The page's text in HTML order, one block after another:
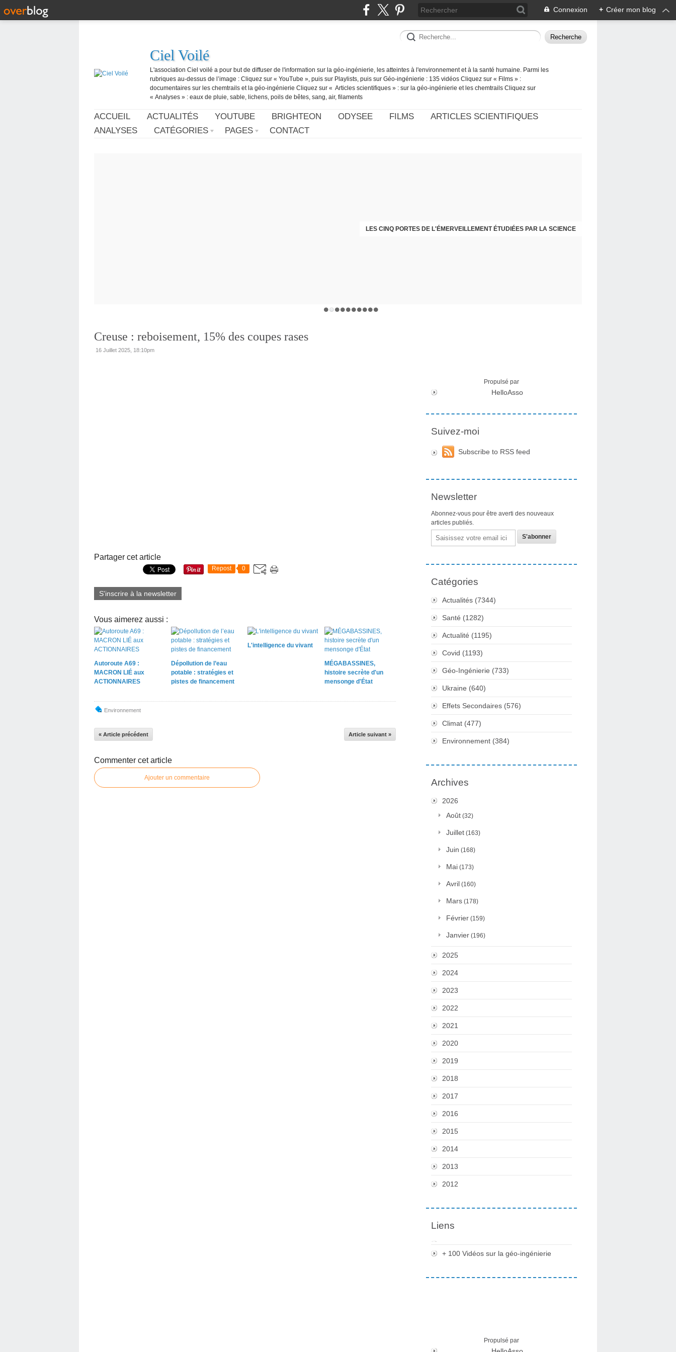
Connexion + Créer mon blog
Ciel Voilé
L'association Ciel voilé a pour but de diffuser de l'information sur la géo-ingénierie, les atteintes à l'environnement et à la santé humaine. Parmi les
rubriques au-dessus de l’image : Cliquez sur « YouTube », puis sur Playlists, puis sur Géo-ingénierie : 135 vidéos Cliquez sur « Films » :
documentaires sur les chemtrails et la géo-ingénierie Cliquez sur « Articles scientifiques » : sur la géo-ingénierie et les chemtrails Cliquez sur
« Analyses » : eaux de pluie, sable, lichens, poils de bêtes, sang, air, filaments
ACCUEIL ACTUALITÉS YOUTUBE BRIGHTEON ODYSEE FILMS
ARTICLES SCIENTIFIQUES
ANALYSES
CATÉGORIES PAGES CONTACT
LES CINQ PORTES DE L'ÉMERVEILLEMENT ÉTUDIÉES PAR LA SCIENCE
CHRISTOPHE PERRET GENTIL : RECEVOIR LE MESSAGE DES PLANTES
Creuse : reboisement, 15% des coupes rases
16 Juillet 2025, 18:10pm
Partager cet article
Repost 0
S'inscrire à la newsletter
Vous aimerez aussi :
Autoroute A69 :
MACRON LIÉ aux
ACTIONNAIRES
Dépollution de l’eau
potable : stratégies et
pistes de financement
L'intelligence du vivant
MÉGABASSINES,
histoire secrète d'un
mensonge d'État
Environnement
« Article précédent Article suivant »
Commenter cet article
Ajouter un commentaire
Propulsé par
HelloAsso
Suivez-moi
Subscribe to RSS feed
Newsletter
Abonnez-vous pour être averti des nouveaux
articles publiés.
Email
Catégories
Actualités (7344)
Santé (1282)
Actualité (1195)
Covid (1193)
Géo-Ingénierie (733)
Ukraine (640)
Effets Secondaires (576)
Climat (477)
Environnement (384)
Archives
2026
Août (32)
Juillet (163)
Juin (168)
Mai (173)
Avril (160)
Mars (178)
Février (159)
Janvier (196)
2025
2024
2023
2022
2021
2020
2019
2018
2017
2016
2015
2014
2013
2012
Liens
+ 100 Vidéos sur la géo-ingénierie
Propulsé par